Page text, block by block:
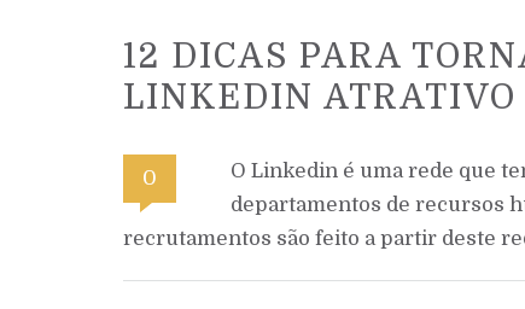
12 DICAS PARA
LINKEDIN ATRATIVO
0
O Linkedin é uma rede que
departamentos de recursos
recrutamentos são feito a partir deste